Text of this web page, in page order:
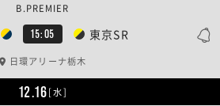
15:05 東京SR
B.PREMIER
日環アリーナ栃木
12.16[水]